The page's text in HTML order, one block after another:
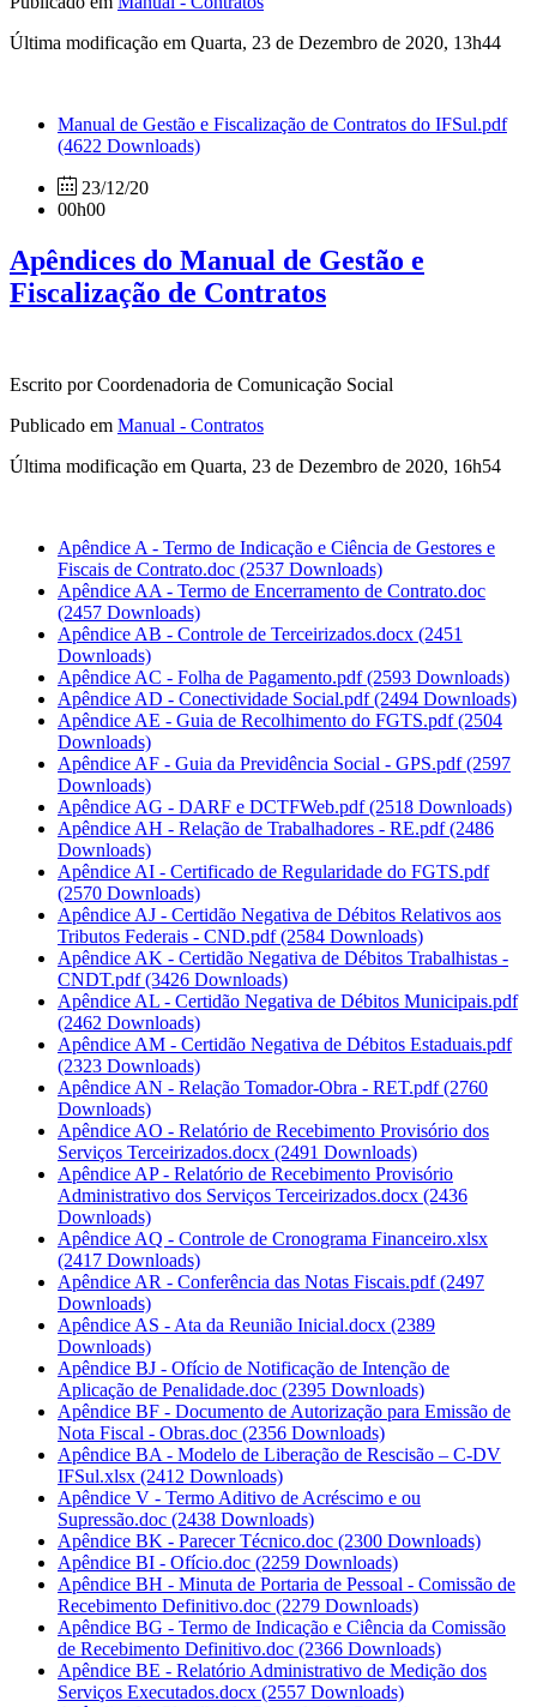
Última modificação em Quarta, 23 de Dezembro de 2020, 13h44
Manual de Gestão e Fiscalização de Contratos do IFSul.pdf
(4622 Downloads)
23/12/20
00h00
Apêndices do Manual de Gestão e
Fiscalização de Contratos
Escrito por Coordenadoria de Comunicação Social
Publicado em Manual - Contratos
Última modificação em Quarta, 23 de Dezembro de 2020, 16h54
Apêndice A - Termo de Indicação e Ciência de Gestores e
Fiscais de Contrato.doc (2537 Downloads)
Apêndice AA - Termo de Encerramento de Contrato.doc
(2457 Downloads)
Apêndice AB - Controle de Terceirizados.docx (2451
Downloads)
Apêndice AC - Folha de Pagamento.pdf(2593 Downloads)
Apêndice AD - Conectividade Social.pdf(2494 Downloads)
Apêndice AE - Guia de Recolhimento do FGTS.pdf(2504
Downloads)
Apêndice AF - Guia da Previdência Social - GPS.pdf(2597
Downloads)
Apêndice AG - DARF e DCTFWeb.pdf(2518 Downloads)
Apêndice AH - Relação de Trabalhadores - RE.pdf(2486
Downloads)
Apêndice AI - Certificado de Regularidade do FGTS.pdf
(2570 Downloads)
Apêndice AJ - Certidão Negativa de Débitos Relativos aos
Tributos Federais - CND.pdf(2584 Downloads)
Apêndice AK - Certidão Negativa de Débitos Trabalhistas -
CNDT.pdf(3426 Downloads)
Apêndice AL - Certidão Negativa de Débitos Municipais.pdf
(2462 Downloads)
Apêndice AM - Certidão Negativa de Débitos Estaduais.pdf
(2323 Downloads)
Apêndice AN - Relação Tomador-Obra - RET.pdf(2760
Downloads)
Apêndice AO - Relatório de Recebimento Provisório dos
Serviços Terceirizados.docx (2491 Downloads)
Apêndice AP - Relatório de Recebimento Provisório
Administrativo dos Serviços Terceirizados.docx (2436
Downloads)
Apêndice AQ - Controle de Cronograma Financeiro.xlsx
(2417 Downloads)
Apêndice AR - Conferência das Notas Fiscais.pdf(2497
Downloads)
Apêndice AS - Ata da Reunião Inicial.docx (2389
Downloads)
Apêndice BJ - Ofício de Notificação de Intenção de
Aplicação de Penalidade.doc (2395 Downloads)
Apêndice BF - Documento de Autorização para Emissão de
Nota Fiscal - Obras.doc (2356 Downloads)
Apêndice BA - Modelo de Liberação de Rescisão – C-DV
IFSul.xlsx (2412 Downloads)
Apêndice V - Termo Aditivo de Acréscimo e ou
Supressão.doc (2438 Downloads)
Apêndice BK - Parecer Técnico.doc (2300 Downloads)
Apêndice BI - Ofício.doc (2259 Downloads)
Apêndice BH - Minuta de Portaria de Pessoal - Comissão de
Recebimento Definitivo.doc (2279 Downloads)
Apêndice BG - Termo de Indicação e Ciência da Comissão
de Recebimento Definitivo.doc (2366 Downloads)
Apêndice BE - Relatório Administrativo de Medição dos
Serviços Executados.docx (2557 Downloads)